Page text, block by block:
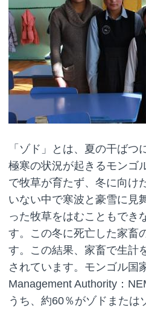
「ゾド」とは、夏の干ば
極寒の状況が起きるモンゴ
で牧草が育たず、冬に向け
いない中で寒波と豪雪に見
った牧草をはむこともでき
す。この冬に死亡した家畜
す。この結果、家畜で生計
されています。モンゴル国
Management Authority：
うち、約60％がゾドまた